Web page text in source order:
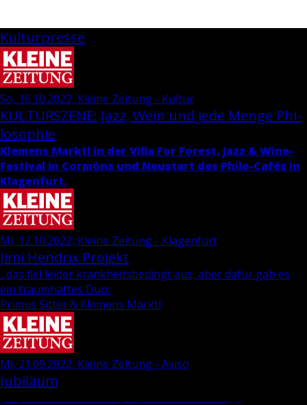
Kulturpresse
So, 16.10.2022, Kleine Zeitung - Kultur
KUL­TUR­SZE­NE: Jazz, Wein und jede Menge Phi­
lo­so­phie
Kle­mens Marktl in der Villa For Fo­rest, Jazz & Wi­ne-
Fes­ti­val in Cormòns und Neu­start des Phi­lo-Cafés in
Kla­gen­furt.
Mi, 12.10.2022, Kleine Zeitung - Klagenfurt
Jimi Hen­d­rix Pro­jekt
...das fiel leider krankheitsbedingt aus, aber dafür gab es
ein traumhaftes Duo:
Primus Sitter & Klemens Marktl
Mi, 21.09.2022, Kleine Zeitung - Aviso
Jubiläum